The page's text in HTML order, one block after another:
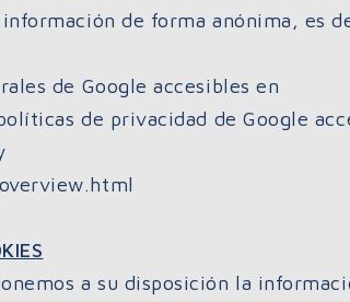
de forma anónima, es
de Google accesibles en
de privacidad de Google
a su disposición la